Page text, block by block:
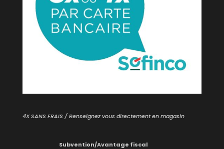
4X SANS FRAIS / Renseignez vous directement en magasin
Subvention/Avantage fiscal